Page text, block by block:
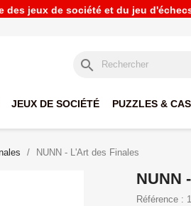
des jeux de société et du jeu
search
JEUX DE SOCIÉTÉ PUZZLES &
NUNN - L'Art des Finales
NUNN
Référence :